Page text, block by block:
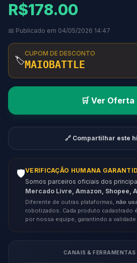
R$178.00
📅 Publicado em 04/05/2026 14:47
🏷️
CUPOM DE DESCONTO
MAIOBATTLE
🛒 Ver
🔗 Compartilhar este
🛡️VERIFICAÇÃO HUMANA
Somos parceiros oficiais dos
Mercado Livre, Amazon, Shopee,
Diferente de outras plataformas, não
robotizados. Cada produto cadastrado
por nossa equipe, garantindo a
CANAIS &